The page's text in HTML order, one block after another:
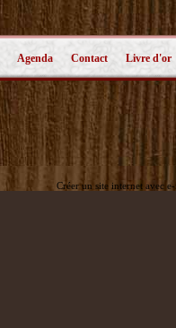
Agenda Contact Livre d'or
Créer un site internet avec